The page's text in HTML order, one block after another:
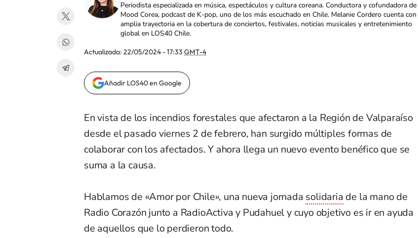
Periodista especializada en música, espectáculos y cultura coreana. Conductora y cofundadora de
Mood Corea, podcast de K-pop, uno de los más escuchado en Chile. Melanie Cordero cuenta con
amplia trayectoria en la cobertura de conciertos, festivales, noticias musicales y entretenimiento
global en LOS40 Chile.
Actualizada: 22/05/2024 - 17:33 GMT-4
Añadir LOS40 en Google
En vista de los incendios forestales que afectaron a la Región de Valparaíso
desde el pasado viernes 2 de febrero, han surgido múltiples formas de
colaborar con los afectados. Y ahora llega un nuevo evento benéfico que se
suma a la causa.
Hablamos de «Amor por Chile», una nueva jornada solidaria de la mano de
Radio Corazón junto a RadioActiva y Pudahuel y cuyo objetivo es ir en ayuda
de aquellos que lo perdieron todo.